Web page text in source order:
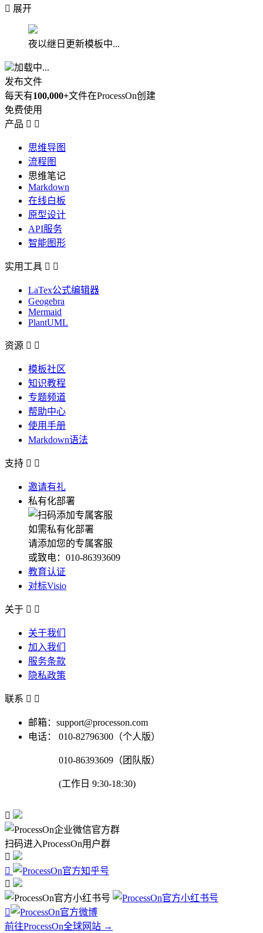
 展开
夜以继日更新模板中...
加载中...
发布文件
每天有100,000+文件在ProcessOn创建
免费使用
产品  
思维导图
流程图
思维笔记
Markdown
在线白板
原型设计
API服务
智能图形
实用工具  
LaTex公式编辑器
Geogebra
Mermaid
PlantUML
资源  
模板社区
知识教程
专题频道
帮助中心
使用手册
Markdown语法
支持  
邀请有礼
私有化部署
如需私有化部署
请添加您的专属客服
或致电：010-86393609
教育认证
对标Visio
关于  
关于我们
加入我们
服务条款
隐私政策
联系  
邮箱：support@processon.com
电话：
010-82796300（个人版）
010-86393609（团队版）
(工作日 9:30-18:30)

扫码进入ProcessOn用户群




前往ProcessOn全球网站 →